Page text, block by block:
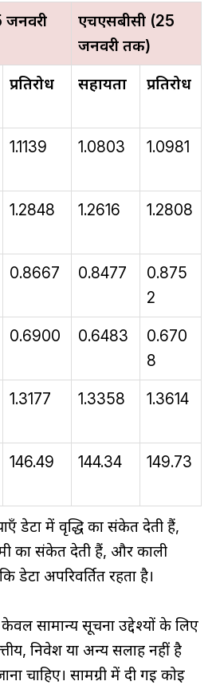
जनवरी
एचएसबीसी (25
जनवरी तक)
प्रतिरोध सहायता प्रतिरोध
1.1139 1.0803 1.0981
1.2848 1.2616 1.2808
0.8667 0.8477
0.875
2
0.6900 0.6483
0.670
8
1.3177 1.3358 1.3614
146.49 144.34 149.73
डेटा में वृद्धि का संकेत देती हैं,
का संकेत देती हैं, और काली
डेटा अपरिवर्तित रहता है।
सामान्य सूचना उद्देश्यों के लिए
निवेश या अन्य सलाह नहीं है
चाहिए। सामग्री में दी गई कोई